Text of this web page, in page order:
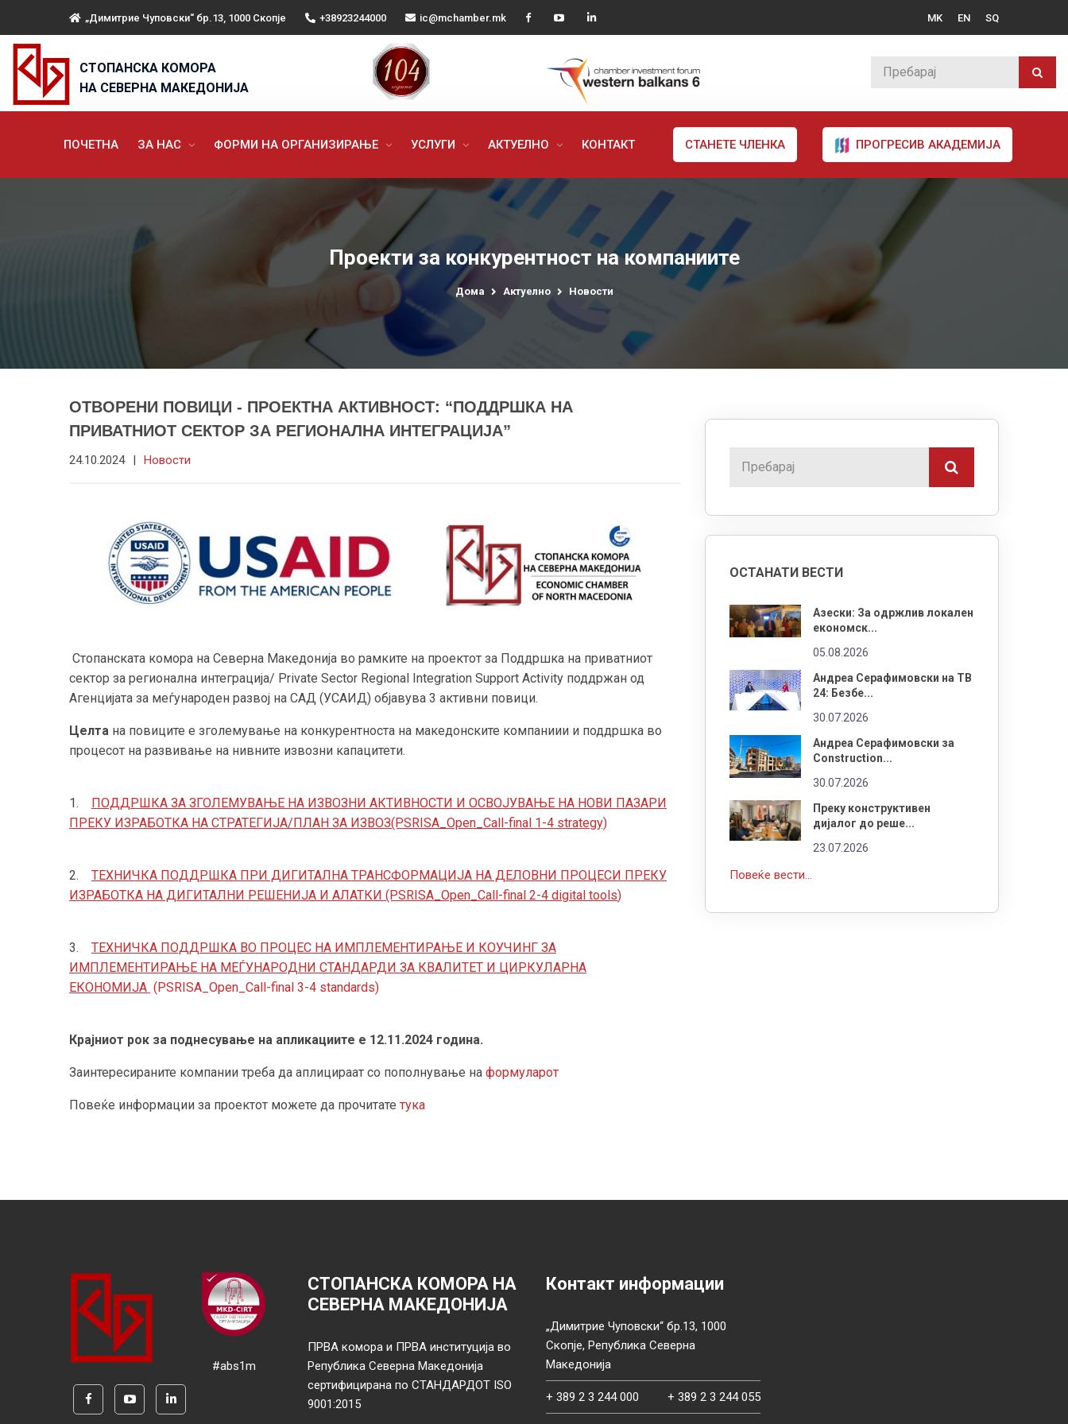
„Димитрие Чуповски“ бр.13, 1000 Скопје +38923244000 ic@mchamber.mk MK EN SQ
СТОПАНСКА КОМОРА
НА СЕВЕРНА МАКЕДОНИЈА
ПОЧЕТНА ЗА НАС ФОРМИ НА ОРГАНИЗИРАЊЕ УСЛУГИ АКТУЕЛНО КОНТАКТ СТАНЕТЕ ЧЛЕНКА ПРОГРЕСИВ АКАДЕМИЈА
Проекти за конкурентност на компаниите
Дома Актуелно Новости
ОТВОРЕНИ ПОВИЦИ - ПРОЕКТНА АКТИВНОСТ: “ПОДДРШКА НА
ПРИВАТНИОТ СЕКТОР ЗА РЕГИОНАЛНА ИНТЕГРАЦИЈА”
24.10.2024 | Новости
Стопанската комора на Северна Македонија во рамките на проектот за Поддршка на приватниот
сектор за регионална интеграција/ Private Sector Regional Integration Support Activity поддржан од
Агенцијата за меѓународен развој на САД (УСАИД) објавува 3 активни повици.
Целта на повиците е зголемување на конкурентноста на македонските компаниии и поддршка во
процесот на развивање на нивните извозни капацитети.
1.
ПОДДРШКА ЗА ЗГОЛЕМУВАЊЕ НА ИЗВОЗНИ АКТИВНОСТИ И ОСВОЈУВАЊЕ НА НОВИ ПАЗАРИ
ПРЕКУ ИЗРАБОТКА НА СТРАТЕГИЈА/ПЛАН ЗА ИЗВОЗ(PSRISA_Open_Call-final 1-4 strategy)
2.
ТЕХНИЧКА ПОДДРШКА ПРИ ДИГИТАЛНА ТРАНСФОРМАЦИЈА НА ДЕЛОВНИ ПРОЦЕСИ ПРЕКУ
ИЗРАБОТКА НА ДИГИТАЛНИ РЕШЕНИЈА И АЛАТКИ (PSRISA_Open_Call-final 2-4 digital tools)
3. ТЕХНИЧКА ПОДДРШКА ВО ПРОЦЕС НА ИМПЛЕМЕНТИРАЊЕ И КОУЧИНГ ЗА
ИМПЛЕМЕНТИРАЊЕ НА МЕЃУНАРОДНИ СТАНДАРДИ ЗА КВАЛИТЕТ И ЦИРКУЛАРНА
ЕКОНОМИЈА (PSRISA_Open_Call-final 3-4 standards)
Крајниот рок за поднесување на апликациите е 12.11.2024 година.
Заинтересираните компании треба да аплицираат со пополнување на формуларот
Повеќе информации за проектот можете да прочитате тука
ОСТАНАТИ ВЕСТИ
Азески: За одржлив локален
економск...
05.08.2026
Андреа Серафимовски на ТВ
24: Безбе...
30.07.2026
Андреа Серафимовски за
Construction...
30.07.2026
Преку конструктивен
дијалог до реше...
23.07.2026
Повеќе вести...
#abs1m
СТОПАНСКА КОМОРА НА
СЕВЕРНА МАКЕДОНИЈА
ПРВА комора и ПРВА институција во
Република Северна Македонија
сертифицирана по СТАНДАРДОТ ISO
9001:2015
Контакт информации
„Димитрие Чуповски“ бр.13, 1000
Скопје, Република Северна
Македонија
+ 389 2 3 244 000 + 389 2 3 244 055